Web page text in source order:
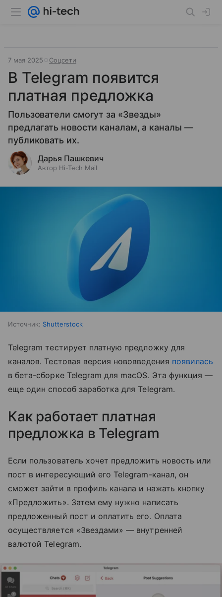
7 мая 2025 Соцсети
В Telegram появится
платная предложка
Пользователи смогут за «Звезды»
предлагать новости каналам, а каналы —
публиковать их.
Дарья Пашкевич
Автор Hi-Tech Mail
Источник: Shutterstock
Telegram тестирует платную предложку для
каналов. Тестовая версия нововведения появилась
в бета-сборке Telegram для macOS. Эта функция —
еще один способ заработка для Telegram.
Как работает платная
предложка в Telegram
Если пользователь хочет предложить новость или
пост в интересующий его Telegram-канал, он
сможет зайти в профиль канала и нажать кнопку
«Предложить». Затем ему нужно написать
предложенный пост и оплатить его. Оплата
осуществляется «Звездами» — внутренней
валютой Telegram.